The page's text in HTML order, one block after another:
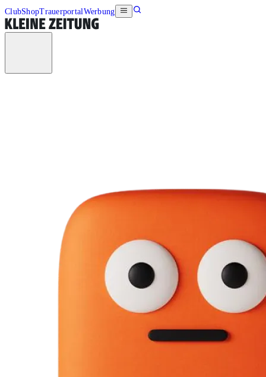
ClubShopTrauerportalWerbung